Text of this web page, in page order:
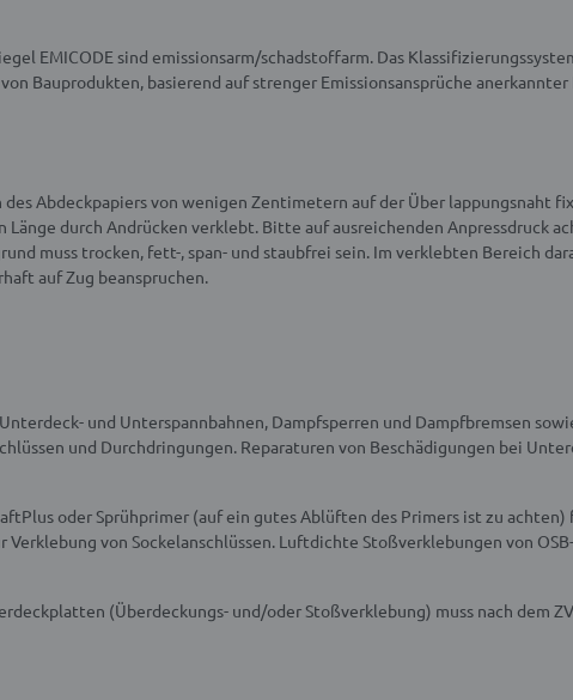
EMICODE sind emissionsarm/schadstoffarm. Das
Bauprodukten, basierend auf strenger Emissionsansprüche
des Abdeckpapiers von wenigen Zentimetern auf der Über lappungsnaht
Länge durch Andrücken verklebt. Bitte auf ausreichenden Anpressdruck
muss trocken, fett-, span- und staubfrei sein. Im verklebten Bereich
auf Zug beanspruchen.
und Unterspannbahnen, Dampfsperren und Dampfbremsen
und Durchdringungen. Reparaturen von Beschädigungen bei
oder Sprühprimer (auf ein gutes Ablüften des Primers ist zu
von Sockelanschlüssen. Luftdichte Stoßverklebungen von
(Überdeckungs- und/oder Stoßverklebung) muss nach dem